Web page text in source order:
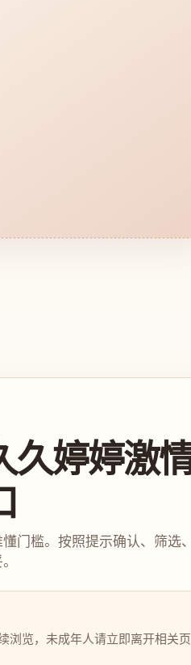
久婷婷激
门槛。按照提示确认、筛选
浏览，未成年人请立即离开相关页